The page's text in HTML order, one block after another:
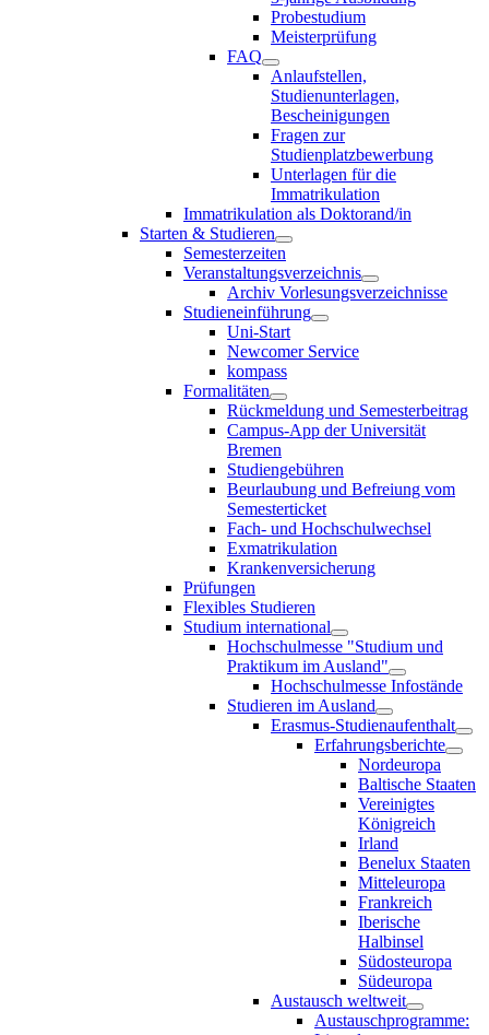
Probestudium
Meisterprüfung
FAQ
Anlaufstellen,
Studienunterlagen,
Bescheinigungen
Fragen zur
Studienplatzbewerbung
Unterlagen für die
Immatrikulation
Immatrikulation als Doktorand/in
Starten & Studieren
Semesterzeiten
Veranstaltungsverzeichnis
Archiv Vorlesungsverzeichnisse
Studieneinführung
Uni-Start
Newcomer Service
kompass
Formalitäten
Rückmeldung und Semesterbeitrag
Campus-App der Universität
Bremen
Studiengebühren
Beurlaubung und Befreiung vom
Semesterticket
Fach- und Hochschulwechsel
Exmatrikulation
Krankenversicherung
Prüfungen
Flexibles Studieren
Studium international
Hochschulmesse "Studium und
Praktikum im Ausland"
Hochschulmesse Infostände
Studieren im Ausland
Erasmus-Studienaufenthalt
Erfahrungsberichte
Nordeuropa
Baltische Staaten
Vereinigtes
Königreich
Irland
Benelux Staaten
Mitteleuropa
Frankreich
Iberische
Halbinsel
Südosteuropa
Südeuropa
Austausch weltweit
Austauschprogramme: